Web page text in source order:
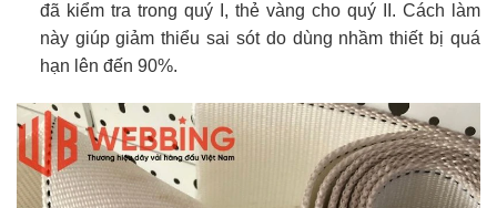
đã kiểm tra trong quý I, thẻ vàng cho quý II. Cách làm
này giúp giảm thiểu sai sót do dùng nhầm thiết bị quá
hạn lên đến 90%.